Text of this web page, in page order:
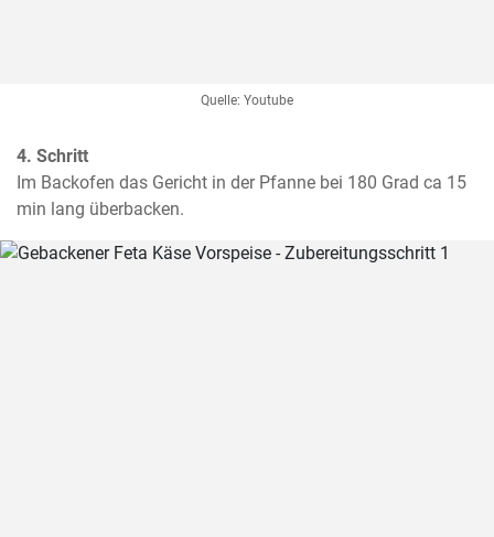
Quelle: Youtube
4. Schritt
Im Backofen das Gericht in der Pfanne bei 180 Grad ca 15
min lang überbacken.